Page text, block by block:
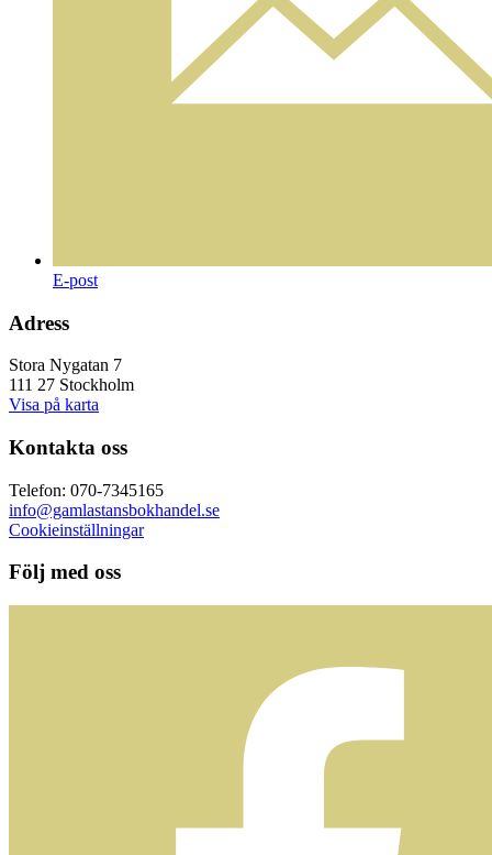
E-post
Adress
Stora Nygatan 7
111 27 Stockholm
Visa på karta
Kontakta oss
Telefon: 070-7345165
info@gamlastansbokhandel.se
Cookieinställningar
Följ med oss